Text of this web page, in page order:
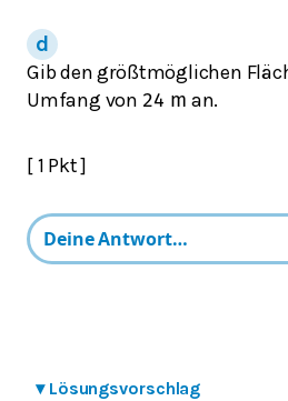
Gib den größtmöglichen
Umfang von 24 m an.
[ 1 Pkt ]
▾ Lösungsvorschlag